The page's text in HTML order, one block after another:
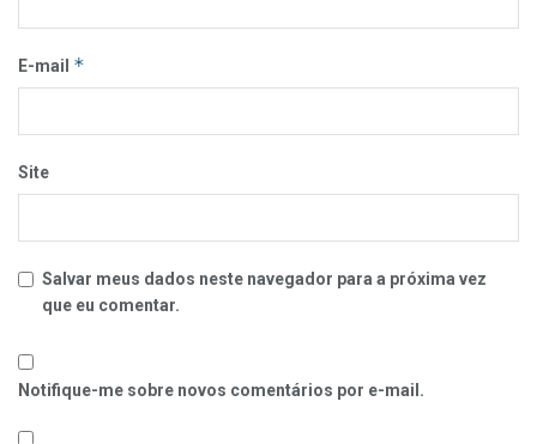
E-mail *
Site
Salvar meus dados neste navegador para a próxima vez
que eu comentar.
Notifique-me sobre novos comentários por e-mail.